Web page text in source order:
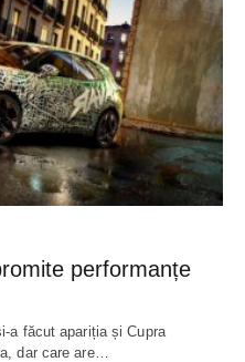
performanțe
a făcut apariția și Cupra
dar care are…